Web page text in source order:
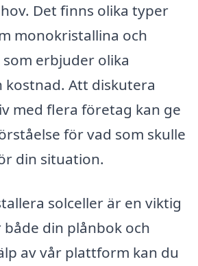
Det finns olika typer
monokristallina och
erbjuder olika
Att diskutera
med flera företag kan ge
för vad som skulle
din situation.
solceller är en viktig
din plånbok och
av vår plattform kan du